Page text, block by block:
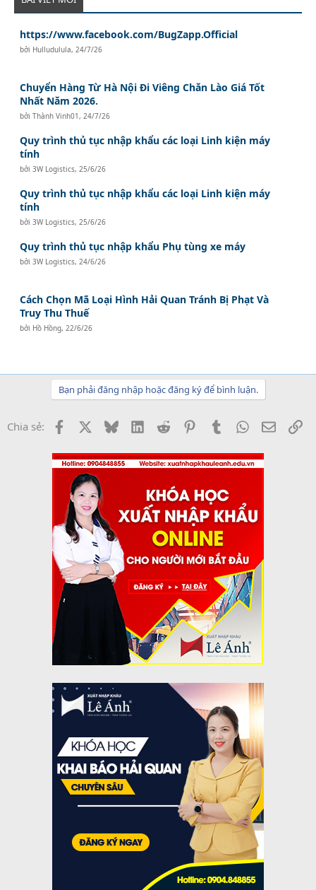
https://www.facebook.com/BugZapp.Official
bởi Hulludulula,24/7/26
Chuyển Hàng Từ Hà Nội Đi Viêng Chăn Lào Giá Tốt
Nhất Năm 2026.
bởiThành Vinh01,24/7/26
Quy trình thủ tục nhập khẩu các loại Linh kiện máy
tính
bởi3W Logistics,25/6/26
Quy trình thủ tục nhập khẩu các loại Linh kiện máy
tính
bởi3W Logistics,25/6/26
Quy trình thủ tục nhập khẩu Phụ tùng xe máy
bởi3W Logistics,24/6/26
Cách Chọn Mã Loại Hình Hải Quan Tránh Bị Phạt Và
Truy Thu Thuế
bởi Hồ Hồng,22/6/26
Bạn phải đăng nhập hoặc đăng ký để bình luận.
Chia sẻ: Facebook BlueskyLinkedInReddit PinterestTumblrWhatsApp
Email